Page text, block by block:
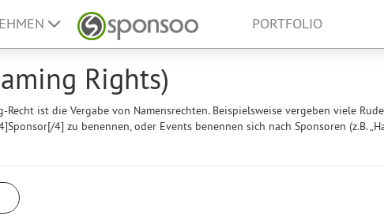
PORTFOLIO
Rights)
ist die Vergabe von Namensrechten. Beispielsweise vergeben viele
4] zu benennen, oder Events benennen sich nach Sponsoren (z.B.